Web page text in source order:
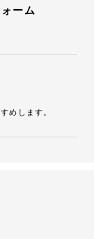
ーム
めします。